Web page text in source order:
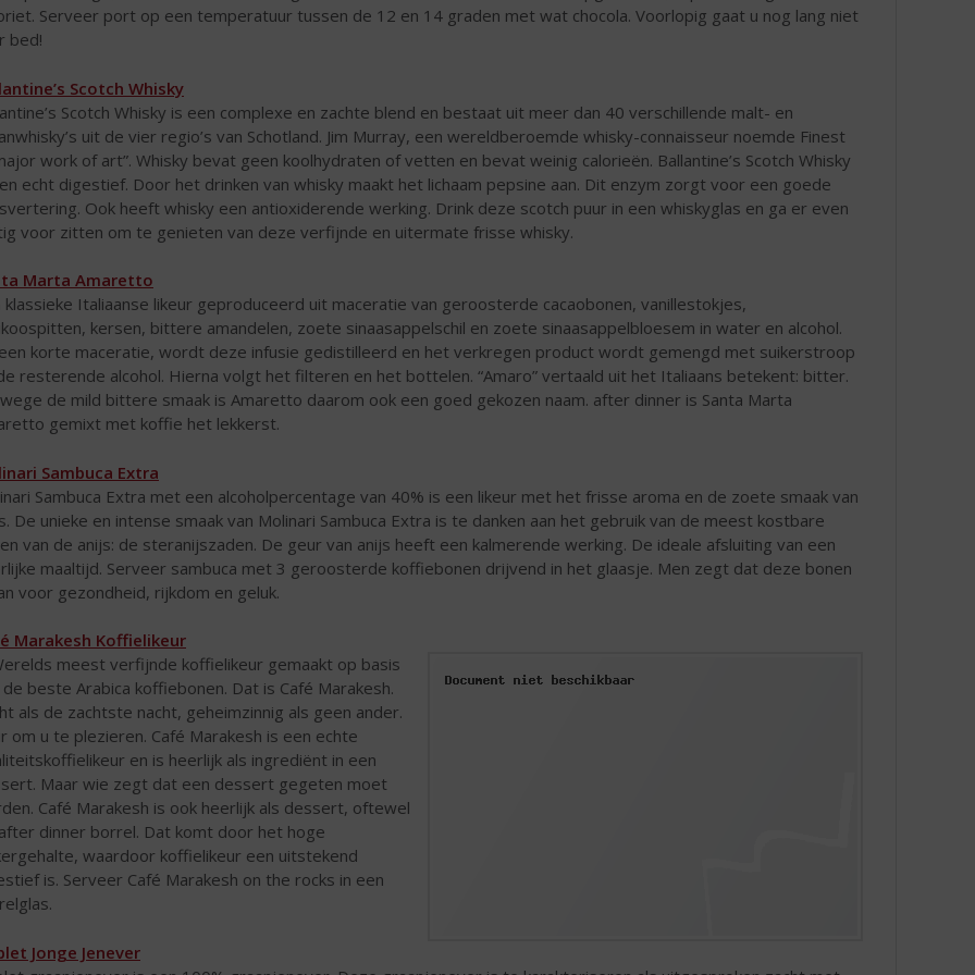
Serveer port op een temperatuur tussen de 12 en 14 graden met wat chocola. Voorlopig gaat u nog lang niet
bed!
Scotch Whisky
Scotch Whisky is een complexe en zachte blend en bestaat uit meer dan 40 verschillende malt- en
uit de vier regio’s van Schotland. Jim Murray, een wereldberoemde whisky-connaisseur noemde Finest
work of art”. Whisky bevat geen koolhydraten of vetten en bevat weinig calorieën. Ballantine’s Scotch Whisky
echt digestief. Door het drinken van whisky maakt het lichaam pepsine aan. Dit enzym zorgt voor een goede
Ook heeft whisky een antioxiderende werking. Drink deze scotch puur in een whiskyglas en ga er even
voor zitten om te genieten van deze verfijnde en uitermate frisse whisky.
Marta Amaretto
klassieke Italiaanse likeur geproduceerd uit maceratie van geroosterde cacaobonen, vanillestokjes,
kersen, bittere amandelen, zoete sinaasappelschil en zoete sinaasappelbloesem in water en alcohol.
korte maceratie, wordt deze infusie gedistilleerd en het verkregen product wordt gemengd met suikerstroop
resterende alcohol. Hierna volgt het filteren en het bottelen. “Amaro” vertaald uit het Italiaans betekent: bitter.
de mild bittere smaak is Amaretto daarom ook een goed gekozen naam. after dinner is Santa Marta
gemixt met koffie het lekkerst.
Sambuca Extra
Sambuca Extra met een alcoholpercentage van 40% is een likeur met het frisse aroma en de zoete smaak van
De unieke en intense smaak van Molinari Sambuca Extra is te danken aan het gebruik van de meest kostbare
van de anijs: de steranijszaden. De geur van anijs heeft een kalmerende werking. De ideale afsluiting van een
maaltijd. Serveer sambuca met 3 geroosterde koffiebonen drijvend in het glaasje. Men zegt dat deze bonen
voor gezondheid, rijkdom en geluk.
Marakesh Koffielikeur
meest verfijnde koffielikeur gemaakt op basis
de beste Arabica koffiebonen. Dat is Café Marakesh.
als de zachtste nacht, geheimzinnig als geen ander.
om u te plezieren. Café Marakesh is een echte
en is heerlijk als ingrediënt in een
Maar wie zegt dat een dessert gegeten moet
Café Marakesh is ook heerlijk als dessert, oftewel
dinner borrel. Dat komt door het hoge
waardoor koffielikeur een uitstekend
is. Serveer Café Marakesh on the rocks in een
Jonge Jenever